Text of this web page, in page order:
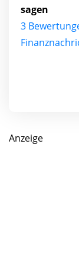
sagen
3
Anzeige